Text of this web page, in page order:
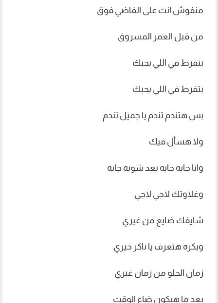
منفوش انت على الفاضي فوق
من قبل العمر المسروق
بتفرط في اللي يحبك
بتفرط في اللي يحبك
بس هتندم تندم يا جميل تندم
ولا هسأل فيك
وانا جايه جايه بعد شويه جايه
وغلاوتك لاجي لاجي
شايفك ضايع من غيري
وبكره هتعرف يا ناكر خيري
زمان الحلو من زمان غيري
بعد ما هيكون ضاع الوقت